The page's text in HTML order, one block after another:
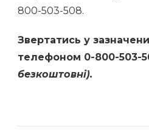
800-503-508.
Звертатись у
телефоном 0-800-503-
безкоштовні).